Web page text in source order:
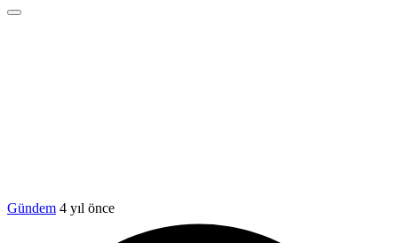
Gündem 4 yıl önce